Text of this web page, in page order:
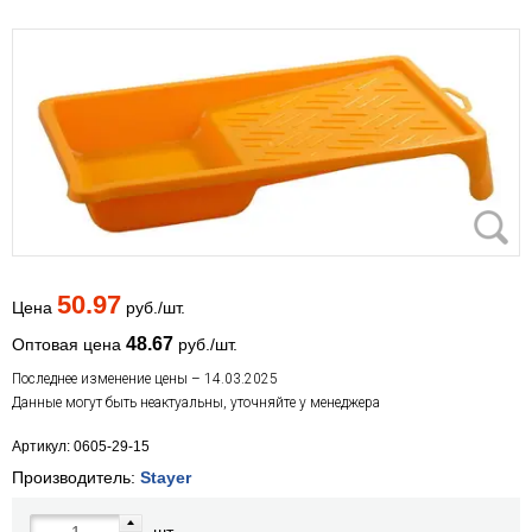
Цена 50.97 руб./шт.
Оптовая цена 48.67 руб./шт.
Последнее изменение цены – 14.03.2025
Данные могут быть неактуальны, уточняйте у менеджера
Артикул: 0605-29-15
Производитель: Stayer